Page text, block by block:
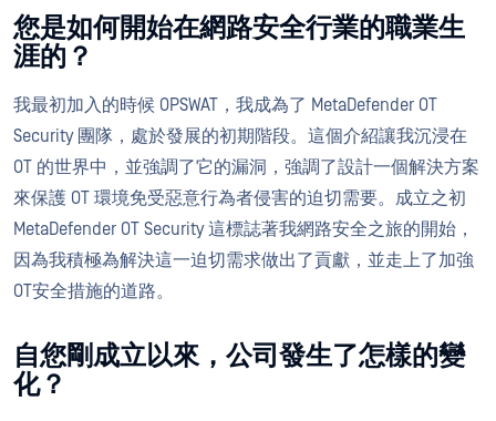
您是如何開始在網路安全行業的職業生
涯的？
我最初加入的時候 OPSWAT，我成為了 MetaDefender OT
Security 團隊，處於發展的初期階段。這個介紹讓我沉浸在
OT 的世界中，並強調了它的漏洞，強調了設計一個解決方案
來保護 OT 環境免受惡意行為者侵害的迫切需要。成立之初
MetaDefender OT Security 這標誌著我網路安全之旅的開始，
因為我積極為解決這一迫切需求做出了貢獻，並走上了加強
OT安全措施的道路。
自您剛成立以來，公司發生了怎樣的變
化？